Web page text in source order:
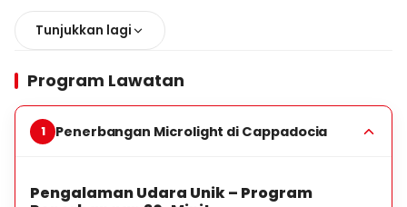
penerbangan, kenderaan pemindahan kami akan
mengambil tetamu anda dari lokasi mereka dan
membawa mereka ke kawasan Aeropark Microlight
di Muzium Terbuka Paşabağları. Di sini, sesi taklimat
penerbangan mereka akan dijalankan sebagai
sebahagian daripada lawatan yang dipilih. Selepas
dan mereka akan dibawa kembali ke lokasi
Tunjukkan lagi
Program Lawatan
Penerbangan Microlight di Cappadocia
Pengalaman Udara Unik – Program